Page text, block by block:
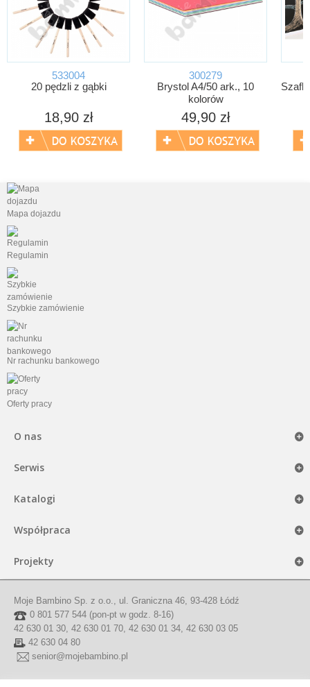
533004
20 pędzli z gąbki
18,90 zł
300279
Brystol A4/50 ark., 10
kolorów
49,90 zł
Mapa dojazdu
Regulamin
Szybkie zamówienie
Nr rachunku bankowego
Oferty pracy
O nas
Serwis
Katalogi
Współpraca
Projekty
Moje Bambino Sp. z o.o., ul. Graniczna 46, 93-428 Łódź
0 801 577 544 (pon-pt w godz. 8-16)
42 630 01 30, 42 630 01 70, 42 630 01 34, 42 630 03 05
42 630 04 80
senior@mojebambino.pl